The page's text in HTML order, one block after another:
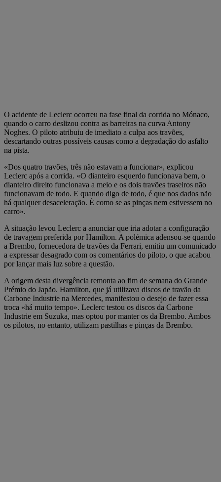
O acidente de Leclerc ocorreu na fase final da corrida no Mónaco,
quando o carro deslizou contra as barreiras na curva Antony
Noghes. O piloto atribuiu de imediato a culpa aos travões,
descartando outras possíveis causas como a degradação do asfalto
na pista.
«Dos quatro travões, três não estavam a funcionar», explicou
Leclerc após a corrida. «O dianteiro esquerdo funcionava bem, o
dianteiro direito funcionava a meio e os dois travões traseiros não
funcionavam de todo. E quando digo de todo, é que nos dados não
há qualquer desaceleração. É como se as pinças nem estivessem no
carro».
A situação levou Leclerc a anunciar que iria adotar a configuração
de travagem preferida por Hamilton. A polémica adensou-se quando
a Brembo, fornecedora de travões da Ferrari, emitiu um comunicado
a expressar desagrado com os comentários do piloto, o que acabou
por lançar mais luz sobre a questão.
A origem desta divergência remonta ao fim de semana do Grande
Prémio do Japão. Hamilton, que já utilizava discos de travão da
Carbone Industrie na Mercedes, manifestou o desejo de fazer essa
troca «há muito tempo». Leclerc testou os discos da Carbone
Industrie em Suzuka, mas optou por manter os da Brembo. Ambos
os pilotos, no entanto, utilizam pastilhas e pinças da Brembo.